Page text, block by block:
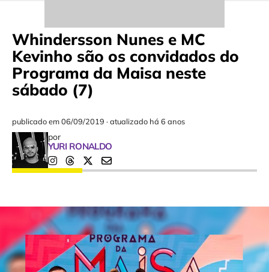
Whindersson Nunes e MC
Kevinho são os convidados do
Programa da Maisa neste
sábado (7)
publicado em06/09/2019 ·atualizado há 6 anos
por
YURI RONALDO